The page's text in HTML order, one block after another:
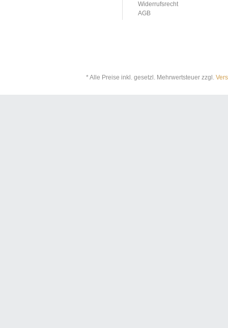
Widerrufsrecht
AGB
* Alle Preise inkl. gesetzl. Mehrwertsteuer zzgl.